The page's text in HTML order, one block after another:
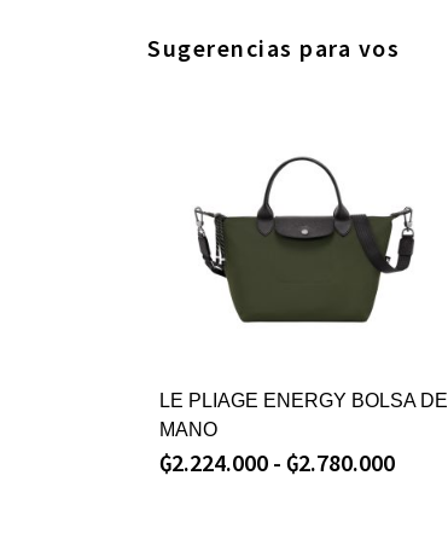
Sugerencias para vos
LE PLIAGE ENERGY BOLSA DE
MANO
₲2.224.000 - ₲2.780.000